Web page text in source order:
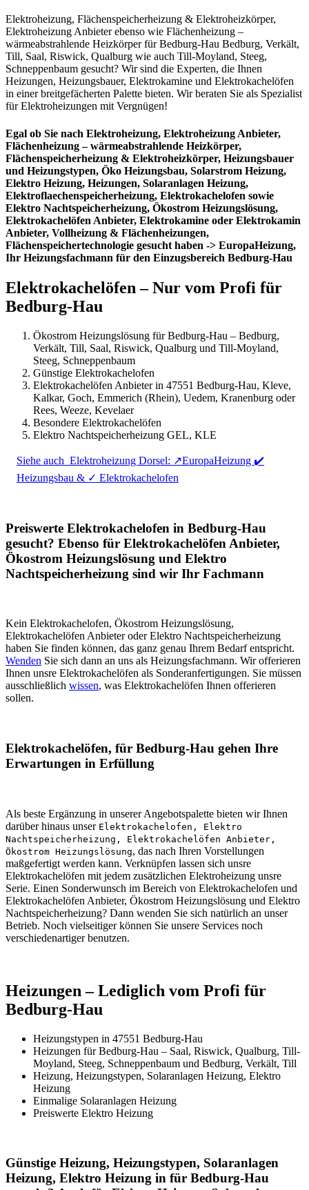
Elektroheizung, Flächenspeicherheizung & Elektroheizkörper,
Elektroheizung Anbieter ebenso wie Flächenheizung –
wärmeabstrahlende Heizkörper für Bedburg-Hau Bedburg, Verkält,
Till, Saal, Riswick, Qualburg wie auch Till-Moyland, Steeg,
Schneppenbaum gesucht? Wir sind die Experten, die Ihnen
Heizungen, Heizungsbauer, Elektrokamine und Elektrokachelöfen
in einer breitgefächerten Palette bieten. Wir beraten Sie als Spezialist
für Elektroheizungen mit Vergnügen!
Egal ob Sie nach Elektroheizung, Elektroheizung Anbieter,
Flächenheizung – wärmeabstrahlende Heizkörper,
Flächenspeicherheizung & Elektroheizkörper, Heizungsbauer
und Heizungstypen, Öko Heizungsbau, Solarstrom Heizung,
Elektro Heizung, Heizungen, Solaranlagen Heizung,
Elektroflaechenspeicherheizung, Elektrokachelofen sowie
Elektro Nachtspeicherheizung, Ökostrom Heizungslösung,
Elektrokachelöfen Anbieter, Elektrokamine oder Elektrokamin
Anbieter, Vollheizung & Flächenheizungen,
Flächenspeichertechnologie gesucht haben -> EuropaHeizung,
Ihr Heizungsfachmann für den Einzugsbereich Bedburg-Hau
Elektrokachelöfen – Nur vom Profi für
Bedburg-Hau
Ökostrom Heizungslösung für Bedburg-Hau – Bedburg,
Verkält, Till, Saal, Riswick, Qualburg und Till-Moyland,
Steeg, Schneppenbaum
Günstige Elektrokachelofen
Elektrokachelöfen Anbieter in 47551 Bedburg-Hau, Kleve,
Kalkar, Goch, Emmerich (Rhein), Uedem, Kranenburg oder
Rees, Weeze, Kevelaer
Besondere Elektrokachelöfen
Elektro Nachtspeicherheizung GEL, KLE
Siehe auch Elektroheizung Dorsel: ↗️EuropaHeizung ✔️
Heizungsbau & ✓ Elektrokachelofen
Preiswerte Elektrokachelofen in Bedburg-Hau
gesucht? Ebenso für Elektrokachelöfen Anbieter,
Ökostrom Heizungslösung und Elektro
Nachtspeicherheizung sind wir Ihr Fachmann
Kein Elektrokachelofen, Ökostrom Heizungslösung,
Elektrokachelöfen Anbieter oder Elektro Nachtspeicherheizung
haben Sie finden können, das ganz genau Ihrem Bedarf entspricht.
Wenden Sie sich dann an uns als Heizungsfachmann. Wir offerieren
Ihnen unsre Elektrokachelöfen als Sonderanfertigungen. Sie müssen
ausschließlich wissen, was Elektrokachelöfen Ihnen offerieren
sollen.
Elektrokachelöfen, für Bedburg-Hau gehen Ihre
Erwartungen in Erfüllung
Als beste Ergänzung in unserer Angebotspalette bieten wir Ihnen
darüber hinaus unser Elektrokachelofen, Elektro
Nachtspeicherheizung, Elektrokachelöfen Anbieter,
Ökostrom Heizungslösung, das nach Ihren Vorstellungen
maßgefertigt werden kann. Verknüpfen lassen sich unsre
Elektrokachelöfen mit jedem zusätzlichen Elektroheizung unsre
Serie. Einen Sonderwunsch im Bereich von Elektrokachelofen und
Elektrokachelöfen Anbieter, Ökostrom Heizungslösung und Elektro
Nachtspeicherheizung? Dann wenden Sie sich natürlich an unser
Betrieb. Noch vielseitiger können Sie unsere Services noch
verschiedenartiger benutzen.
Heizungen – Lediglich vom Profi für
Bedburg-Hau
Heizungstypen in 47551 Bedburg-Hau
Heizungen für Bedburg-Hau – Saal, Riswick, Qualburg, Till-
Moyland, Steeg, Schneppenbaum und Bedburg, Verkält, Till
Heizung, Heizungstypen, Solaranlagen Heizung, Elektro
Heizung
Einmalige Solaranlagen Heizung
Preiswerte Elektro Heizung
Günstige Heizung, Heizungstypen, Solaranlagen
Heizung, Elektro Heizung in für Bedburg-Hau